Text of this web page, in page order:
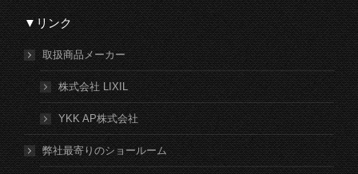
▼リンク
取扱商品メーカー
株式会社 LIXIL
YKK AP株式会社
弊社最寄りのショールーム